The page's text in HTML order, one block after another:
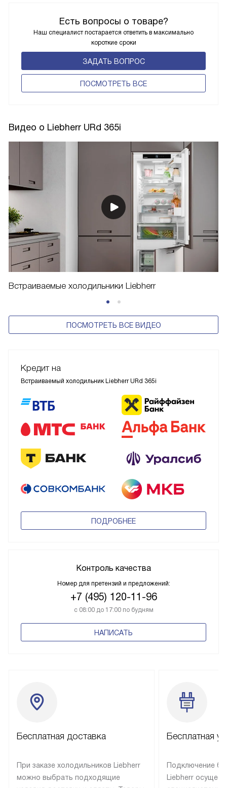
Есть вопросы о товаре?
Наш специалист постарается ответить в максимально
короткие сроки
ЗАДАТЬ ВОПРОС
ПОCМОТРЕТЬ ВСЕ
Видео о Liebherr URd 365i
Встраиваемые холодильники Liebherr
ПОСМОТРЕТЬ ВСЕ ВИДЕО
Кредит на
Встраиваемый холодильник Liebherr URd 365i
ПОДРОБНЕЕ
Контроль качества
Номер для претензий и предложений:
+7 (495) 120-11-96
с 08:00 до 17:00 по будням
НАПИСАТЬ
Бесплатная доставка
При заказе холодильников Liebherr
можно выбрать подходящие
Бесплатная
Подключение
Liebherr